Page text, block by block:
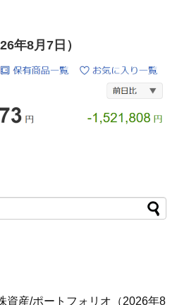
年8月7日）
資産/ポートフォリオ（2026年8